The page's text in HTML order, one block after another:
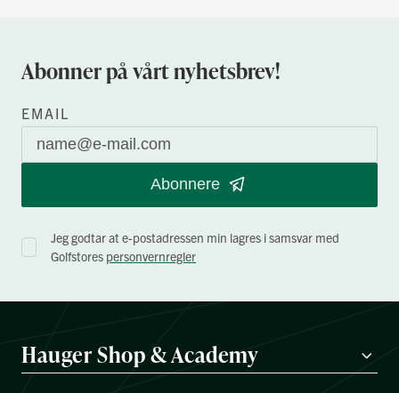
Abonner på vårt nyhetsbrev!
EMAIL
Abonnere
Jeg godtar at e-postadressen min lagres i samsvar med
Golfstores personvernregler
Hauger Shop & Academy